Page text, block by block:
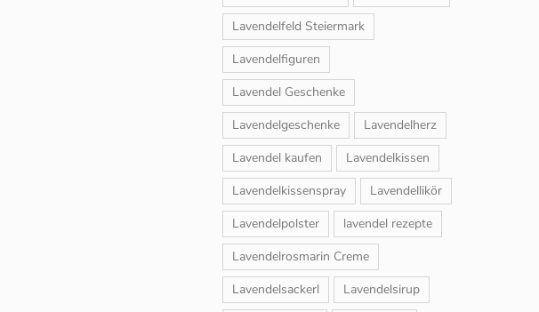
Lavendelfeld Steiermark
Lavendelfiguren
Lavendel Geschenke
Lavendelgeschenke
Lavendelherz
Lavendel kaufen
Lavendelkissen
Lavendelkissenspray
Lavendellikör
Lavendelpolster
lavendel rezepte
Lavendelrosmarin Creme
Lavendelsackerl
Lavendelsirup